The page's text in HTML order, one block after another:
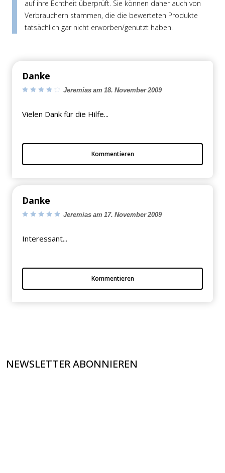
auf ihre Echtheit überprüft. Sie können daher auch von
Verbrauchern stammen, die die bewerteten Produkte
tatsächlich gar nicht erworben/genutzt haben.
Danke
Jeremias am 18. November 2009
Vielen Dank für die Hilfe...
Kommentieren
Danke
Jeremias am 17. November 2009
Interessant...
Kommentieren
NEWSLETTER ABONNIEREN